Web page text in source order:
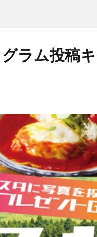
ラム投稿
フルーツ
和食
祭り
市美術館
翔平選手
民公園能楽堂
日田市
昆虫食
湯布院